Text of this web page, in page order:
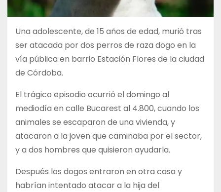
Una adolescente, de 15 años de edad, murió tras
ser atacada por dos perros de raza dogo en la
vía pública en barrio Estación Flores de la ciudad
de Córdoba.
El trágico episodio ocurrió el domingo al
mediodía en calle Bucarest al 4.800, cuando los
animales se escaparon de una vivienda, y
atacaron a la joven que caminaba por el sector,
y a dos hombres que quisieron ayudarla.
Después los dogos entraron en otra casa y
habrían intentado atacar a la hija del